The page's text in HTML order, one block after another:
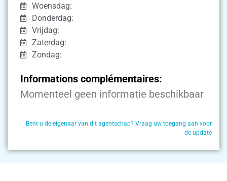
Woensdag:
Donderdag:
Vrijdag:
Zaterdag:
Zondag:
Informations complémentaires:
Momenteel geen informatie beschikbaar
Bent u de eigenaar van dit agentschap? Vraag uw toegang aan voor
de update